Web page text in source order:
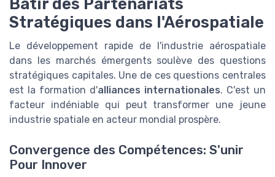
Bâtir des Partenariats
Stratégiques dans l'Aérospatiale
Le développement rapide de l'industrie aérospatiale
dans les marchés émergents soulève des questions
stratégiques capitales. Une de ces questions centrales
est la formation d'alliances internationales. C'est un
facteur indéniable qui peut transformer une jeune
industrie spatiale en acteur mondial prospère.
Convergence des Compétences: S'unir
Pour Innover